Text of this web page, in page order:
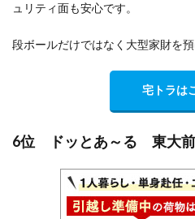
ュリティ面も安心です。
段ボールだけではなく大型家財を預
宅トラは
6位 ドッとあ～る 東大前